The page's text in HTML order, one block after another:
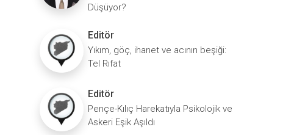
Düşüyor?
Editör
Yıkım, göç, ihanet ve acının beşiği:
Tel Rıfat
Editör
Pençe-Kılıç Harekatıyla Psikolojik ve
Askeri Eşik Aşıldı